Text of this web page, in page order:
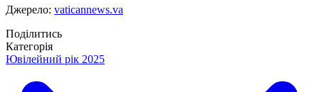
Джерело: vaticannews.va
Поділитись
Категорія
Ювілейний рік 2025